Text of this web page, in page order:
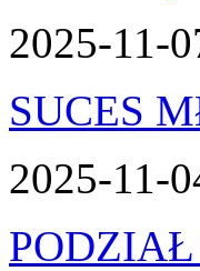
2025-11-
SUCES
2025-11-